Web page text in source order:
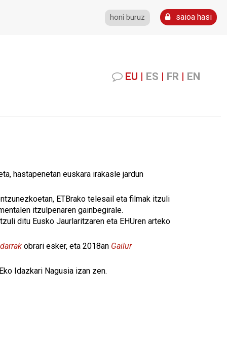
honi buruz saioa hasi
EU | ES | FR | EN
hastapenetan euskara irakasle jardun
ETBrako telesail eta filmak itzuli
itzulpenaren gainbegirale.
ditu Eusko Jaurlaritzaren eta EHUren arteko
obrari esker, eta 2018an Gailur
Idazkari Nagusia izan zen.